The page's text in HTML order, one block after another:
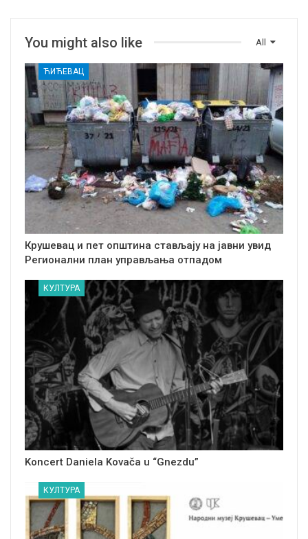
All
You might also like
ЋИЋЕВАЦ
Крушевац и пет општина стављају на јавни увид
Регионални план управљања отпадом
КУЛТУРА
Koncert Daniela Kovača u “Gnezdu”
КУЛТУРА